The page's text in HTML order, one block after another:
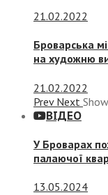
21.02.2022
Броварська
на художню
21.02.2022
Prev Next
ВІДЕО
У Броварах
палаючої
13.05.2024